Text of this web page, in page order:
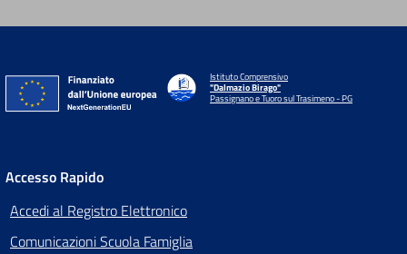
Istituto Comprensivo
"Dalmazio Birago"
Passignano e Tuoro sul Trasimeno - PG
Accesso Rapido
Accedi al Registro Elettronico
Comunicazioni Scuola Famiglia